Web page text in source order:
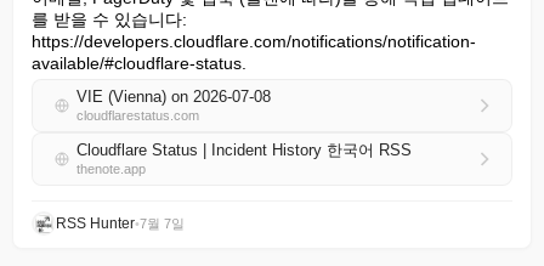
를 받을 수 있습니다:
https://developers.cloudflare.com/notifications/notification-
available/#cloudflare-status.
VIE (Vienna) on 2026-07-08
cloudflarestatus.com
Cloudflare Status | Incident History 한국어 RSS
thenote.app
RSS Hunter•7월 7일